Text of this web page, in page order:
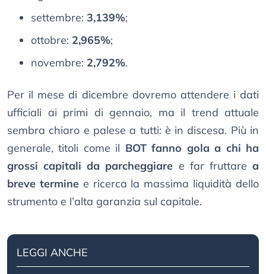
settembre: 3,139%;
ottobre: 2,965%;
novembre: 2,792%.
Per il mese di dicembre dovremo attendere i dati
ufficiali ai primi di gennaio, ma il trend attuale
sembra chiaro e palese a tutti: è in discesa. Più in
generale, titoli come il BOT fanno gola a chi ha
grossi capitali da parcheggiare e far fruttarea
breve terminee ricerca la massima liquidità dello
strumento e l’alta garanzia sul capitale.
LEGGI ANCHE